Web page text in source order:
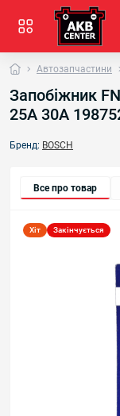
Автозапчастини
Запобіжник
25A 30A
Бренд: BOSCH
Все про товар
Хіт Закінчується